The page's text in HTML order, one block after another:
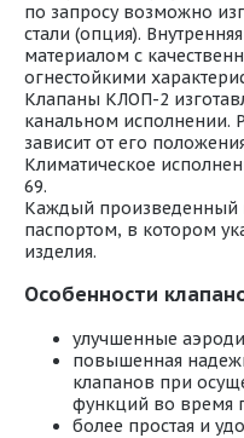
по запросу возможно
стали (опция).
материалом с
огнестойкими
Клапаны КЛОП-2
канальном исполнении.
зависит от его
Климатическое
69.
Каждый произведенный
паспортом, в котором
изделия.
Особенности
улучшенные
повышенная
клапанов при
функций во время
более простая и